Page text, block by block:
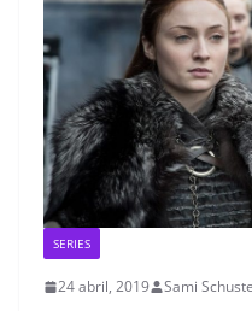
SERIES
24 abril, 2019 Sami